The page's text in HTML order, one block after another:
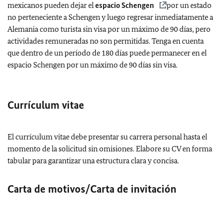
mexicanos pueden dejar elespacio Schengen
por un estado
no perteneciente a Schengen y luego regresar inmediatamente a
Alemania como turista sin visa por un máximo de 90 días, pero
actividades remuneradas no son permitidas. Tenga en cuenta
que dentro de un período de 180 días puede permanecer en el
espacio Schengen por un máximo de 90 días sin visa.
Currículum vitae
El currículum vitae debe presentar su carrera personal hasta el
momento de la solicitud sin omisiones. Elabore su CV en forma
tabular para garantizar una estructura clara y concisa.
Carta de motivos/Carta de invitación